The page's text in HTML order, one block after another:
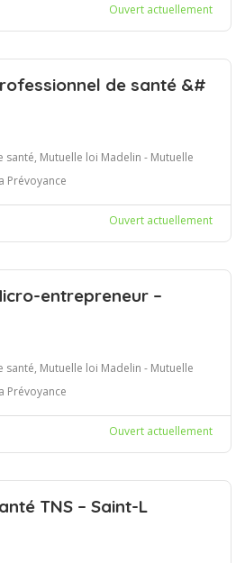
Ouvert actuellement
de santé &#
santé, Mutuelle loi Madelin - Mutuelle
Prévoyance
Ouvert actuellement
entrepreneur –
santé, Mutuelle loi Madelin - Mutuelle
Prévoyance
Ouvert actuellement
TNS – Saint-L